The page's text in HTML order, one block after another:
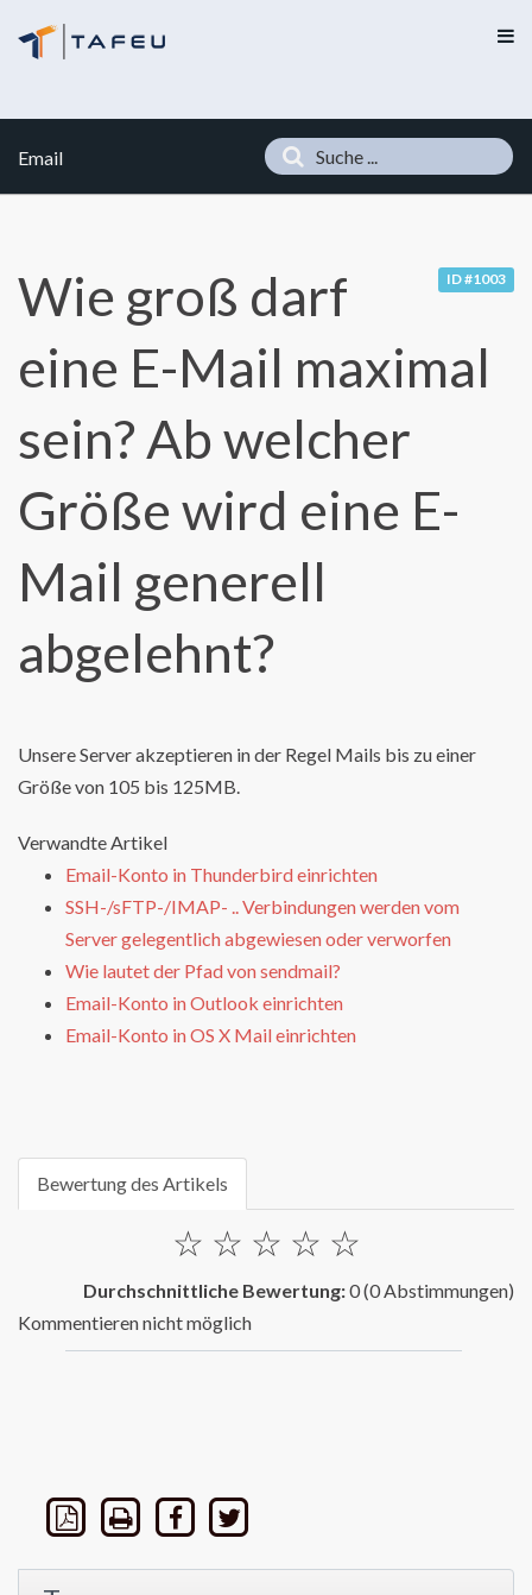
Email
ID #1003
Wie groß darf
eine E-Mail maximal
sein? Ab welcher
Größe wird eine E-
Mail generell
abgelehnt?
Unsere Server akzeptieren in der Regel Mails bis zu einer
Größe von 105 bis 125MB.
Verwandte Artikel
Email-Konto in Thunderbird einrichten
SSH-/sFTP-/IMAP- .. Verbindungen werden vom
Server gelegentlich abgewiesen oder verworfen
Wie lautet der Pfad von sendmail?
Email-Konto in Outlook einrichten
Email-Konto in OS X Mail einrichten
Bewertung des Artikels
☆
☆
☆
☆
☆
Durchschnittliche Bewertung:0(0 Abstimmungen)
Kommentieren nicht möglich